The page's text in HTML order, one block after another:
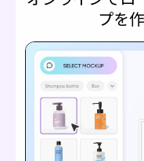
プを